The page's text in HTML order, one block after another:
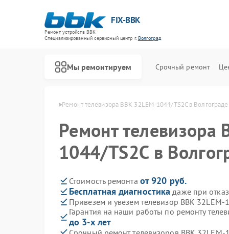
FIX-BBK
Ремонт устройств BBK
Специализированный cервисный центр г.Волгоград
Мы ремонтируем Срочный ремонт
BBK в Волгограде Ремонт телевизора BBK 32LEM-1044/TS2C в Волгограде
Ремонт телевизора
1044/TS2C в
Стоимость ремонта от 920 руб.
Бесплатная диагностика даже при
Привезем и увезем телевизор BBK 32LEM-
Гарантия на наши работы по ремонту
до 3-х лет